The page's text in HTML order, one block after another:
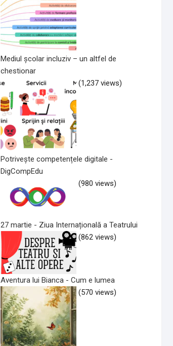
Mediul școlar incluziv – un altfel de
chestionar
(1,237 views)
Potrivește competențele digitale -
DigCompEdu
(980 views)
27 martie - Ziua Internațională a Teatrului
(862 views)
Aventura lui Bianca - Cum e lumea
(570 views)